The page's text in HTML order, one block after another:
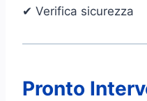
✔ Verifica sicurezza
Pronto